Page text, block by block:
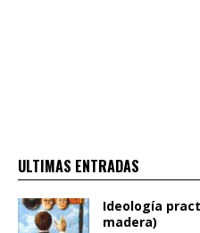
ULTIMAS ENTRADAS
Ideología
madera)